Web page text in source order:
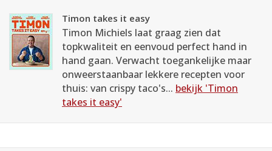
Timon takes it easy
Timon Michiels laat graag zien dat
topkwaliteit en eenvoud perfect hand in
hand gaan. Verwacht toegankelijke maar
onweerstaanbaar lekkere recepten voor
thuis: van crispy taco's... bekijk 'Timon
takes it easy'